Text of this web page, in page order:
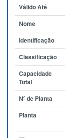
Válido Até
Nome
Identificação
Classificação
Capacidade
Total
Nº de Planta
Planta